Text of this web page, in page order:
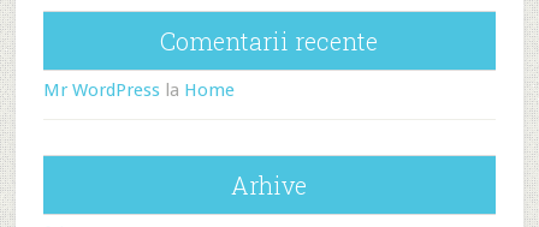
Comentarii recente
Mr WordPressla Home
Arhive